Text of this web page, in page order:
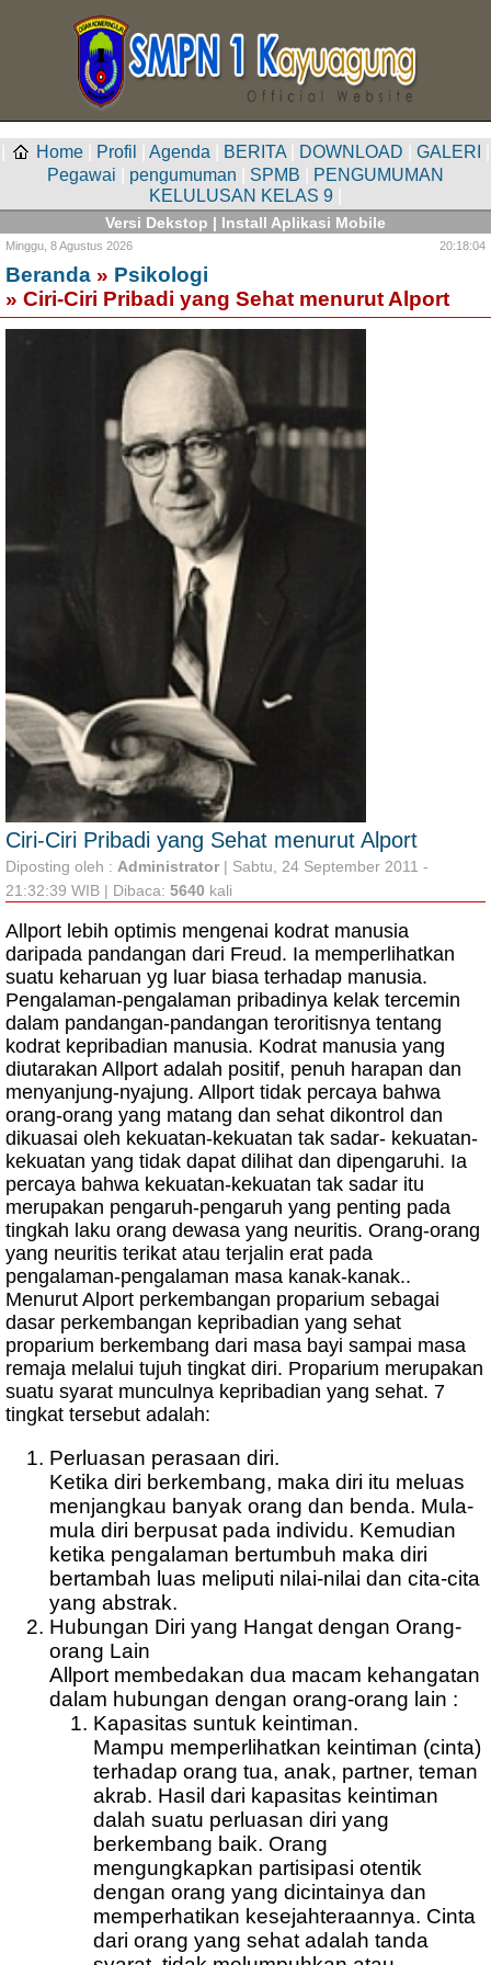
Home Profil Agenda BERITA DOWNLOAD GALERI
Pegawai
pengumuman SPMB
PENGUMUMAN
KELULUSAN KELAS 9
Versi Dekstop | Install Aplikasi Mobile
Minggu, 8 Agustus 2026 20:18:04
Beranda » Psikologi
» Ciri-Ciri Pribadi yang Sehat menurut Alport
Ciri-Ciri Pribadi yang Sehat menurut Alport
Diposting oleh : Administrator | Sabtu, 24 September 2011 -
21:32:39 WIB | Dibaca: 5640 kali
Allport lebih optimis mengenai kodrat manusia
daripada pandangan dari Freud. Ia memperlihatkan
suatu keharuan yg luar biasa terhadap manusia.
Pengalaman-pengalaman pribadinya kelak tercemin
dalam pandangan-pandangan teroritisnya tentang
kodrat kepribadian manusia. Kodrat manusia yang
diutarakan Allport adalah positif, penuh harapan dan
menyanjung-nyajung. Allport tidak percaya bahwa
orang-orang yang matang dan sehat dikontrol dan
dikuasai oleh kekuatan-kekuatan tak sadar- kekuatan-
kekuatan yang tidak dapat dilihat dan dipengaruhi. Ia
percaya bahwa kekuatan-kekuatan tak sadar itu
merupakan pengaruh-pengaruh yang penting pada
tingkah laku orang dewasa yang neuritis. Orang-orang
yang neuritis terikat atau terjalin erat pada
pengalaman-pengalaman masa kanak-kanak..
Menurut Alport perkembangan proparium sebagai
dasar perkembangan kepribadian yang sehat
proparium berkembang dari masa bayi sampai masa
remaja melalui tujuh tingkat diri. Proparium merupakan
suatu syarat munculnya kepribadian yang sehat. 7
tingkat tersebut adalah:
Perluasan perasaan diri.
Ketika diri berkembang, maka diri itu meluas
menjangkau banyak orang dan benda. Mula-
mula diri berpusat pada individu. Kemudian
ketika pengalaman bertumbuh maka diri
bertambah luas meliputi nilai-nilai dan cita-cita
yang abstrak.
Hubungan Diri yang Hangat dengan Orang-
orang Lain
Allport membedakan dua macam kehangatan
dalam hubungan dengan orang-orang lain :
Kapasitas suntuk keintiman.
Mampu memperlihatkan keintiman (cinta)
terhadap orang tua, anak, partner, teman
akrab. Hasil dari kapasitas keintiman
dalah suatu perluasan diri yang
berkembang baik. Orang
mengungkapkan partisipasi otentik
dengan orang yang dicintainya dan
memperhatikan kesejahteraannya. Cinta
dari orang yang sehat adalah tanda